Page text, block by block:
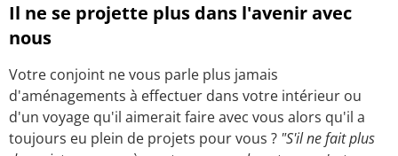
Il ne se projette plus dans l'avenir avec
nous
Votre conjoint ne vous parle plus jamais
d'aménagements à effectuer dans votre intérieur ou
d'un voyage qu'il aimerait faire avec vous alors qu'il a
toujours eu plein de projets pour vous ? "S'il ne fait plus